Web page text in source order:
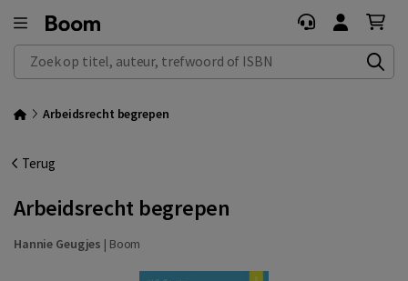
Zoek op titel, auteur, trefwoord of ISBN
Arbeidsrecht begrepen
Terug
Arbeidsrecht begrepen
Hannie Geugjes | Boom